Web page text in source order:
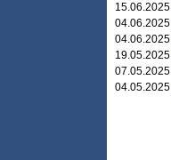
15.06.2025
04.06.2025
04.06.2025
19.05.2025
07.05.2025
04.05.2025